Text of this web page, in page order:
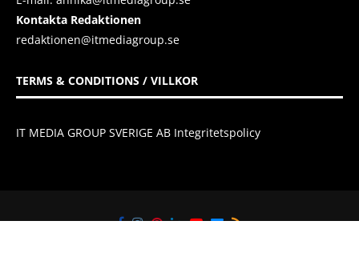
Kontakta Redaktionen
redaktionen@itmediagroup.se
TERMS & CONDITIONS / VILLKOR
IT MEDIA GROUP SVERIGE AB Integritetspolicy